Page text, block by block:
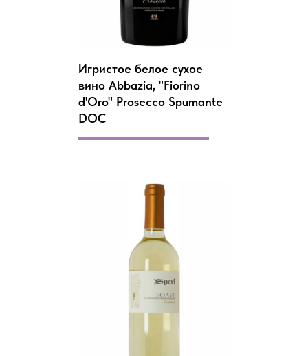
Игристое белое сухое
вино Abbazia, "Fiorino
d'Oro" Prosecco Spumante
DOC